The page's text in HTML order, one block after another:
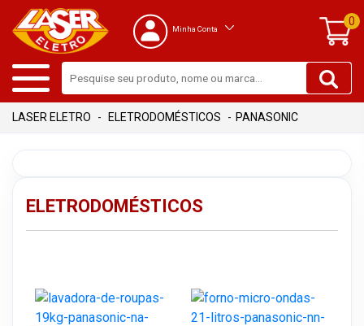
Minha Conta
0
ELETRODOMÉSTICOS PANASONIC
ELETRODOMÉSTICOS